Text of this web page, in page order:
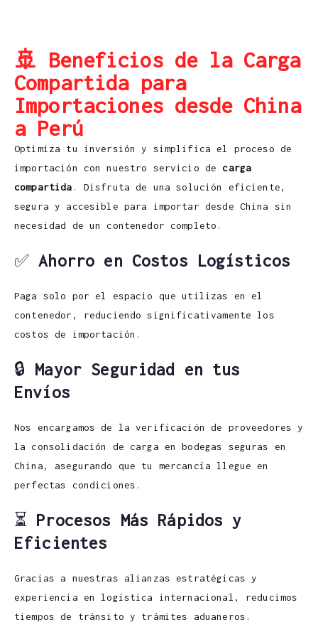
🚢 Beneficios de la Carga
Compartida para
Importaciones desde China
a Perú
Optimiza tu inversión y simplifica el proceso de
importación con nuestro servicio decarga
compartida . Disfruta de una solución eficiente,
segura y accesible para importar desde China sin
necesidad de un contenedor completo.
✅Ahorro en Costos Logísticos
Paga solo por el espacio que utilizas en el
contenedor, reduciendo significativamente los
costos de importación.
🔒 Mayor Seguridad en tus
Envíos
Nos encargamos de la verificación de proveedores y
la consolidación de carga en bodegas seguras en
China, asegurando que tu mercancía llegue en
perfectas condiciones.
⏳ Procesos Más Rápidos y
Eficientes
Gracias a nuestras alianzas estratégicas y
experiencia en logística internacional, reducimos
tiempos de tránsito y trámites aduaneros.